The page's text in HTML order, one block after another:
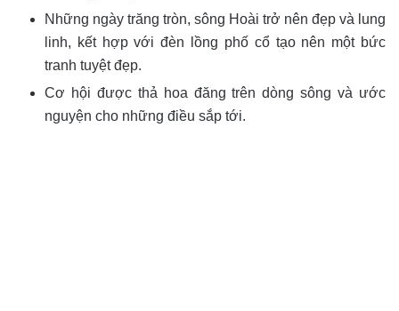
Những ngày trăng tròn, sông Hoài trở nên đẹp và lung
linh, kết hợp với đèn lồng phố cổ tạo nên một bức
tranh tuyệt đẹp.
Cơ hội được thả hoa đăng trên dòng sông và ước
nguyện cho những điều sắp tới.